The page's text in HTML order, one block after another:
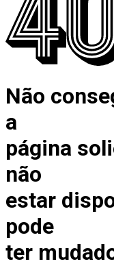
Não
a
página
não
estar
pode
ter